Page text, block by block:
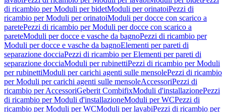
di ricambio per Moduli per bidetModuli per orinatoiPezzi di
ricambio per Moduli per orinatoiModuli per docce con scarico a
paretePezzi di ricambio per Moduli per docce con scarico a
pareteModuli per docce e vasche da bagnoPezzi di ricambio per
Moduli per docce e vasche da bagnoElementi per pareti di
separazione docciaPezzi di ricambio per Elementi per pareti di
separazione docciaModuli per rubinettiPezzi di ricambio per Moduli
per rubinettiModuli per carichi agenti sulle mensolePezzi di ricambio
per Moduli per carichi agenti sulle mensoleAccessoriPezzi di
ricambio per AccessoriGeberit CombifixModuli d'installazionePezzi
di ricambio per Moduli d'installazioneModuli per WCPezzi di
ricambio per Moduli per WCModuli per lavabiPezzi di ricambio per